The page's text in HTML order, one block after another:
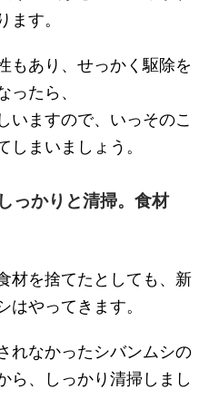
ます。
もあり、せっかく駆除を
ったら、
いますので、いっそのこ
しまいましょう。
っかりと清掃。食材
材を捨てたとしても、新
はやってきます。
れなかったシバンムシの
ら、しっかり清掃しまし